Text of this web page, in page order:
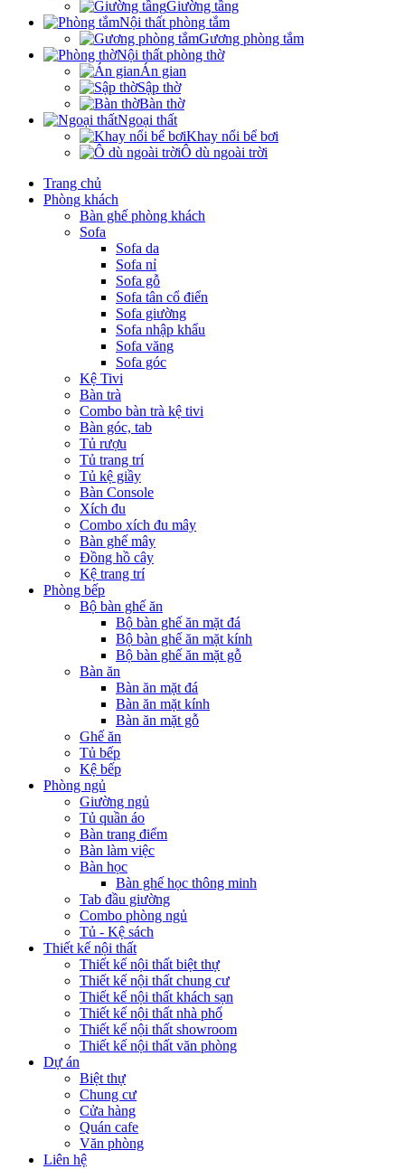
Giường tầng
Nội thất phòng tắm
Gương phòng tắm
Nội thất phòng thờ
Án gian
Sập thờ
Bàn thờ
Ngoại thất
Khay nổi bể bơi
Ô dù ngoài trời
Trang chủ
Phòng khách
Bàn ghế phòng khách
Sofa
Sofa da
Sofa nỉ
Sofa gỗ
Sofa tân cổ điển
Sofa giường
Sofa nhập khẩu
Sofa văng
Sofa góc
Kệ Tivi
Bàn trà
Combo bàn trà kệ tivi
Bàn góc, tab
Tủ rượu
Tủ trang trí
Tủ kệ giầy
Bàn Console
Xích đu
Combo xích đu mây
Bàn ghế mây
Đồng hồ cây
Kệ trang trí
Phòng bếp
Bộ bàn ghế ăn
Bộ bàn ghế ăn mặt đá
Bộ bàn ghế ăn mặt kính
Bộ bàn ghế ăn mặt gỗ
Bàn ăn
Bàn ăn mặt đá
Bàn ăn mặt kính
Bàn ăn mặt gỗ
Ghế ăn
Tủ bếp
Kệ bếp
Phòng ngủ
Giường ngủ
Tủ quần áo
Bàn trang điểm
Bàn làm việc
Bàn học
Bàn ghế học thông minh
Tab đầu giường
Combo phòng ngủ
Tủ - Kệ sách
Thiết kế nội thất
Thiết kế nội thất biệt thự
Thiết kế nội thất chung cư
Thiết kế nội thất khách sạn
Thiết kế nội thất nhà phố
Thiết kế nội thất showroom
Thiết kế nội thất văn phòng
Dự án
Biệt thự
Chung cư
Cửa hàng
Quán cafe
Văn phòng
Liên hệ